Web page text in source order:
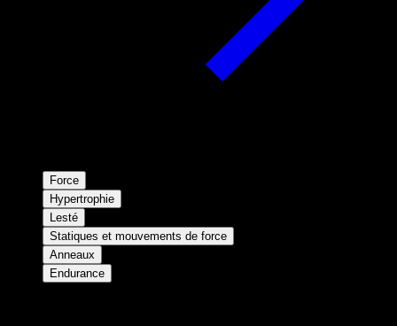
Force
Hypertrophie
Lesté
Statiques et mouvements de force
Anneaux
Endurance